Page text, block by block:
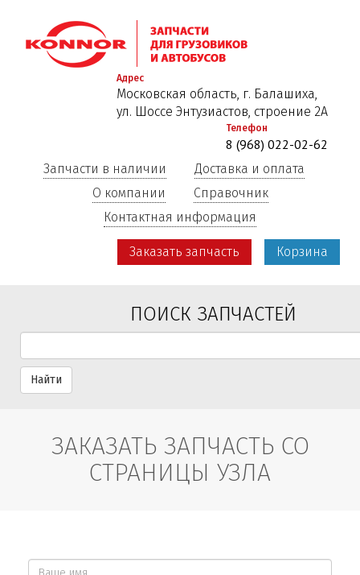
к
основному
Адрес
Московская область, г. Балашиха,
ул. Шоссе Энтузиастов, строение 2А
Телефон
8 (968) 022-02-62
Запчасти в наличии
Доставка и оплата
О компании
Справочник
Контактная информация
Заказать запчасть Корзина
ПОИСК ЗАПЧАСТЕЙ
Найти
ЗАКАЗАТЬ ЗАПЧАСТЬ СО
СТРАНИЦЫ УЗЛА